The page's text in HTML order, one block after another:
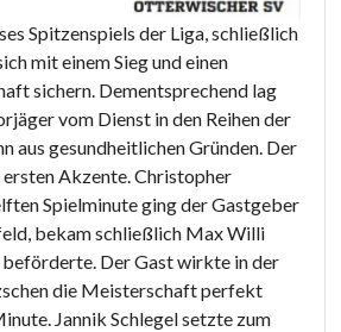
Spitzenspiels der Liga, schließlich
mit einem Sieg und einen
sichern. Dementsprechend lag
vom Dienst in den Reihen der
aus gesundheitlichen Gründen. Der
Akzente. Christopher
Spielminute ging der Gastgeber
bekam schließlich Max Willi
beförderte. Der Gast wirkte in der
die Meisterschaft perfekt
Jannik Schlegel setzte zum